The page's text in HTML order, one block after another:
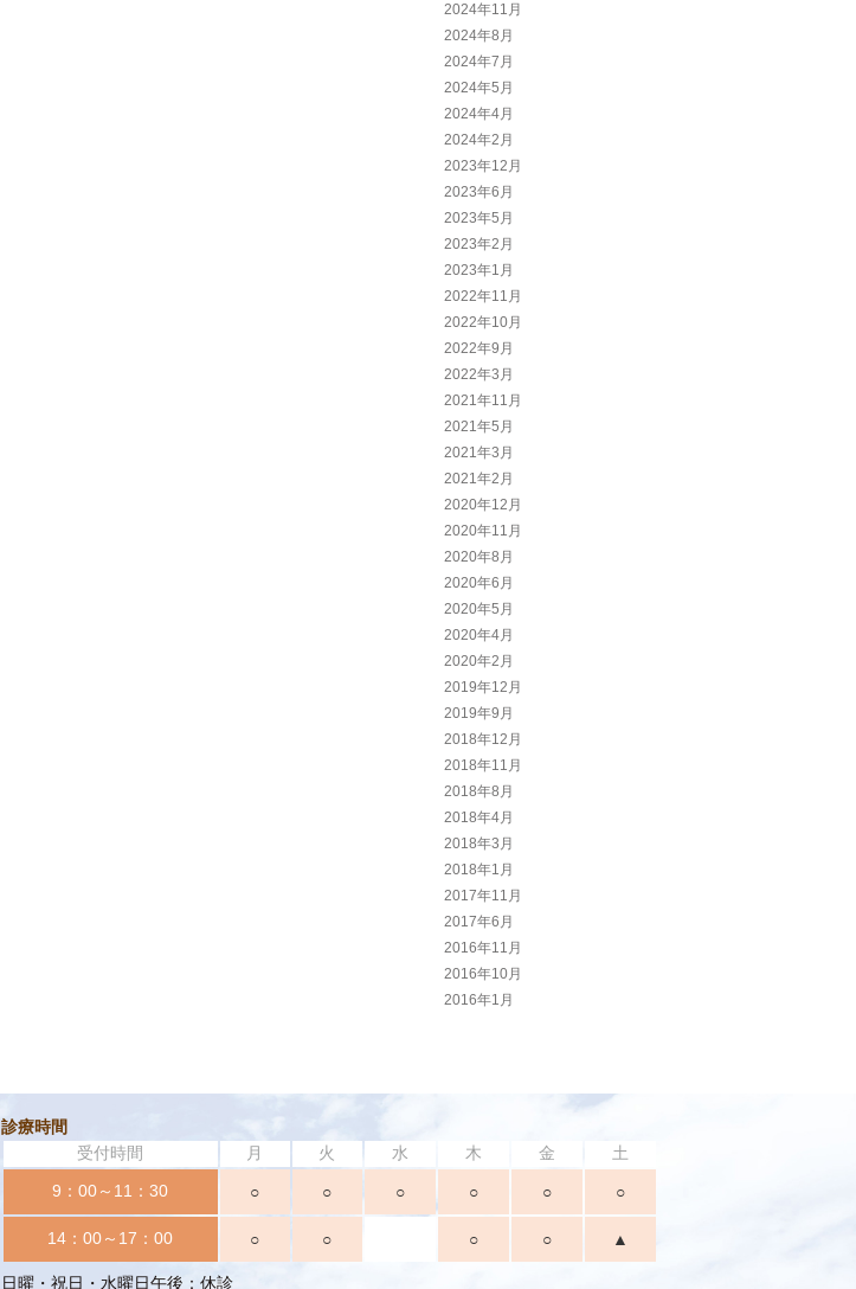
2024年11月
2024年8月
2024年7月
2024年5月
2024年4月
2024年2月
2023年12月
2023年6月
2023年5月
2023年2月
2023年1月
2022年11月
2022年10月
2022年9月
2022年3月
2021年11月
2021年5月
2021年3月
2021年2月
2020年12月
2020年11月
2020年8月
2020年6月
2020年5月
2020年4月
2020年2月
2019年12月
2019年9月
2018年12月
2018年11月
2018年8月
2018年4月
2018年3月
2018年1月
2017年11月
2017年6月
2016年11月
2016年10月
2016年1月
診療時間
受付時間
月 火 水 木 金
土
9：00～11：30
○ ○ ○ ○ ○ ○
14：00～17：00 ○ ○ ○ ○ ▲
日曜・祝日・水曜日午後：休診